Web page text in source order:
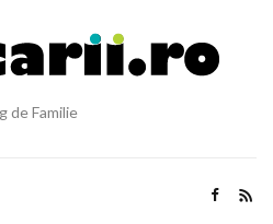
de Familie